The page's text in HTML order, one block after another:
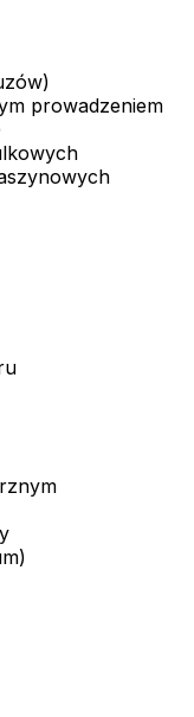
prowadzeniem